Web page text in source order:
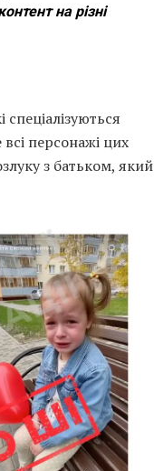
на різні
персонажі цих
з батьком, який